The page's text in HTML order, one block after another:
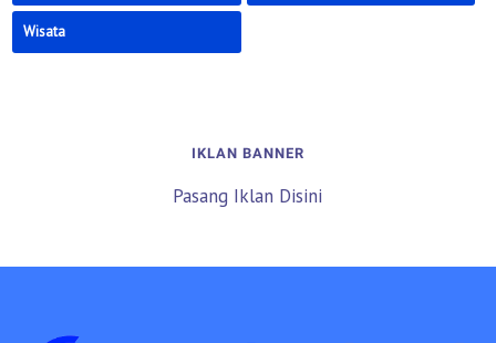
Wisata
IKLAN BANNER
Pasang Iklan Disini